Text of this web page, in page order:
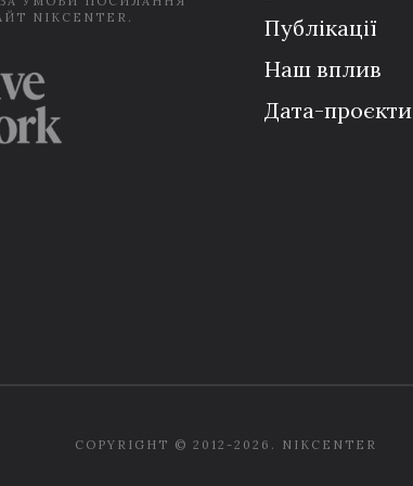
NIKCENTER.
Публікації
Наш вплив
Дата-проєкти
COPYRIGHT © 2012-2026. NIKCENTER